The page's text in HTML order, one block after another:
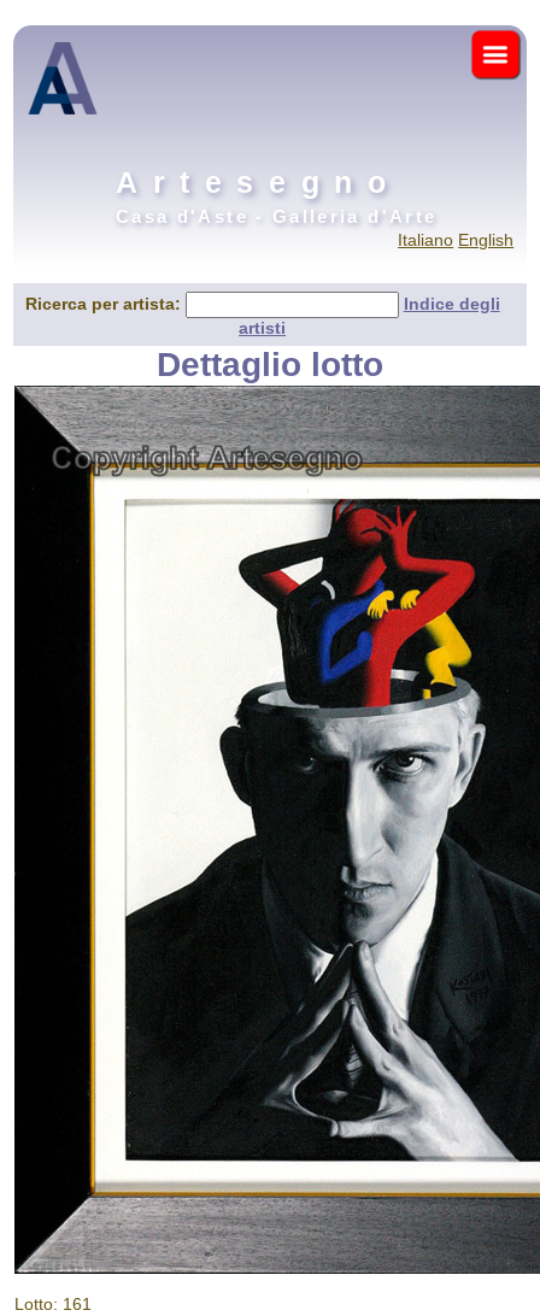
Artesegno
Casa d'Aste - Galleria d'Arte
Italiano English
Ricerca per artista:
Indice degli
artisti
Dettaglio lotto
Lotto: 161